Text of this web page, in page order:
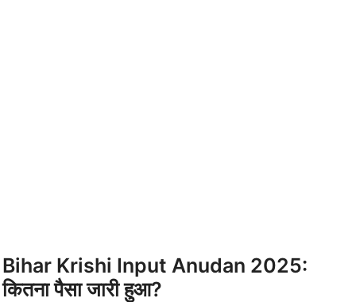
Bihar Krishi Input Anudan 2025:
कितना पैसा जारी हुआ?